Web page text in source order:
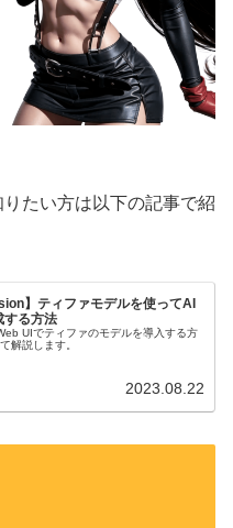
たい方は以下の記事で紹
】ティファモデルを使ってAI
する方法
UIでティファのモデルを導入する方
解説します。
2023.08.22